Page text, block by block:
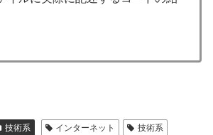
技術系 インターネット 技術系